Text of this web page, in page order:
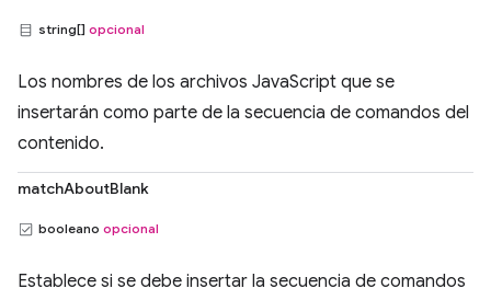
string[] opcional
Los nombres de los archivos JavaScript que se
insertarán como parte de la secuencia de comandos del
contenido.
matchAboutBlank
booleano opcional
Establece si se debe insertar la secuencia de comandos